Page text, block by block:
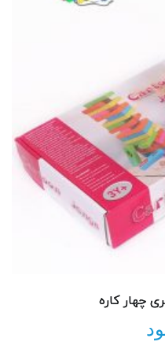
چهار کاره